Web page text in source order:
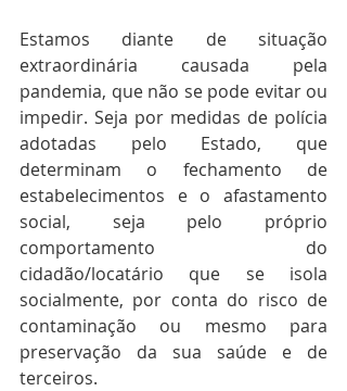
Estamos diante de situação
extraordinária causada pela
pandemia, que não se pode evitar ou
impedir. Seja por medidas de polícia
adotadas pelo Estado, que
determinam o fechamento de
estabelecimentos e o afastamento
social, seja pelo próprio
comportamento do
cidadão/locatário que se isola
socialmente, por conta do risco de
contaminação ou mesmo para
preservação da sua saúde e de
terceiros.